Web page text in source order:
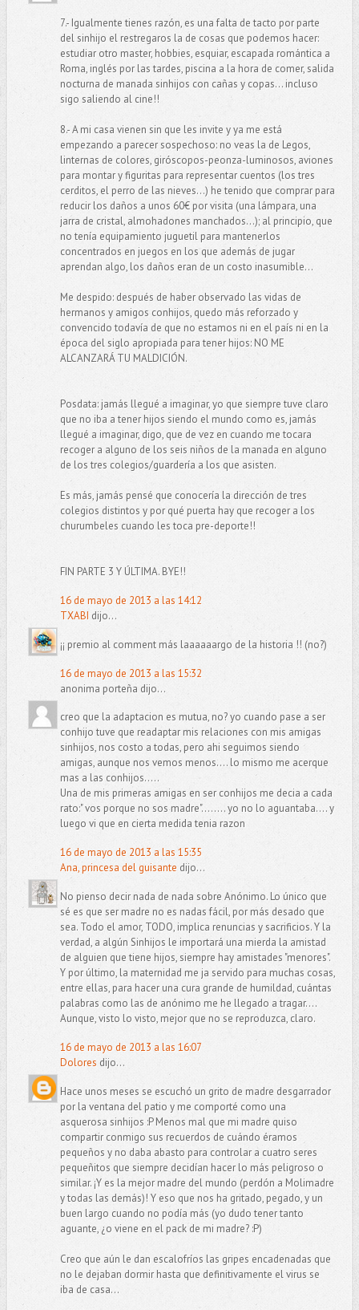
7.- Igualmente tienes razón, es una falta de tacto por parte
del sinhijo el restregaros la de cosas que podemos hacer:
estudiar otro master, hobbies, esquiar, escapada romántica a
Roma, inglés por las tardes, piscina a la hora de comer, salida
nocturna de manada sinhijos con cañas y copas... incluso
sigo saliendo al cine!!
8.- A mi casa vienen sin que les invite y ya me está
empezando a parecer sospechoso: no veas la de Legos,
linternas de colores, giróscopos-peonza-luminosos, aviones
para montar y figuritas para representar cuentos (los tres
cerditos, el perro de las nieves...) he tenido que comprar para
reducir los daños a unos 60€ por visita (una lámpara, una
jarra de cristal, almohadones manchados...); al principio, que
no tenía equipamiento juguetil para mantenerlos
concentrados en juegos en los que además de jugar
aprendan algo, los daños eran de un costo inasumible...
Me despido: después de haber observado las vidas de
hermanos y amigos conhijos, quedo más reforzado y
convencido todavía de que no estamos ni en el país ni en la
época del siglo apropiada para tener hijos: NO ME
ALCANZARÁ TU MALDICIÓN.
Posdata: jamás llegué a imaginar, yo que siempre tuve claro
que no iba a tener hijos siendo el mundo como es, jamás
llegué a imaginar, digo, que de vez en cuando me tocara
recoger a alguno de los seis niños de la manada en alguno
de los tres colegios/guardería a los que asisten.
Es más, jamás pensé que conocería la dirección de tres
colegios distintos y por qué puerta hay que recoger a los
churumbeles cuando les toca pre-deporte!!
FIN PARTE 3 Y ÚLTIMA. BYE!!
16 de mayo de 2013 a las 14:12
TXABI dijo...
¡¡ premio al comment más laaaaaargo de la historia !! (no?)
16 de mayo de 2013 a las 15:32
anonima porteña dijo...
creo que la adaptacion es mutua, no? yo cuando pase a ser
conhijo tuve que readaptar mis relaciones con mis amigas
sinhijos, nos costo a todas, pero ahi seguimos siendo
amigas, aunque nos vemos menos.... lo mismo me acerque
mas a las conhijos.....
Una de mis primeras amigas en ser conhijos me decia a cada
rato:" vos porque no sos madre"........ yo no lo aguantaba.... y
luego vi que en cierta medida tenia razon
16 de mayo de 2013 a las 15:35
Ana, princesa del guisante dijo...
No pienso decir nada de nada sobre Anónimo. Lo único que
sé es que ser madre no es nadas fácil, por más desado que
sea. Todo el amor, TODO, implica renuncias y sacrificios. Y la
verdad, a algún Sinhijos le importará una mierda la amistad
de alguien que tiene hijos, siempre hay amistades "menores".
Y por último, la maternidad me ja servido para muchas cosas,
entre ellas, para hacer una cura grande de humildad, cuántas
palabras como las de anónimo me he llegado a tragar....
Aunque, visto lo visto, mejor que no se reproduzca, claro.
16 de mayo de 2013 a las 16:07
Dolores dijo...
Hace unos meses se escuchó un grito de madre desgarrador
por la ventana del patio y me comporté como una
asquerosa sinhijos :P Menos mal que mi madre quiso
compartir conmigo sus recuerdos de cuándo éramos
pequeños y no daba abasto para controlar a cuatro seres
pequeñitos que siempre decidían hacer lo más peligroso o
similar. ¡Y es la mejor madre del mundo (perdón a Molimadre
y todas las demás)! Y eso que nos ha gritado, pegado, y un
buen largo cuando no podía más (yo dudo tener tanto
aguante, ¿o viene en el pack de mi madre? :P)
Creo que aún le dan escalofríos las gripes encadenadas que
no le dejaban dormir hasta que definitivamente el virus se
iba de casa...